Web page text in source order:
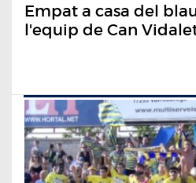
Empat a casa del
l'equip de Can